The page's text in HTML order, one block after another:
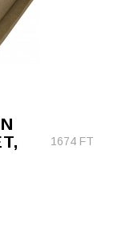
1674 FT